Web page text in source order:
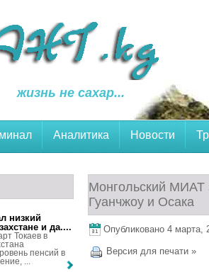
жизнь не сахар...
Аналитика Новости
Монгольский МИАТ
Гуанчжоу и Осака
Опубликовано 4 марта,
Версия для печати »
низкий
и да....
Токаев в
пенсий в
...